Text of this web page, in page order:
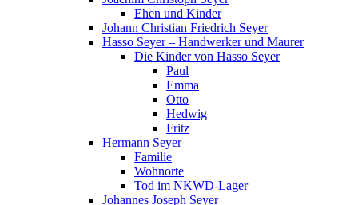
Ehen und Kinder
Johann Christian Friedrich Seyer
Hasso Seyer – Handwerker und Maurer
Die Kinder von Hasso Seyer
Paul
Emma
Otto
Hedwig
Fritz
Hermann Seyer
Familie
Wohnorte
Tod im NKWD-Lager
Johannes Joseph Seyer